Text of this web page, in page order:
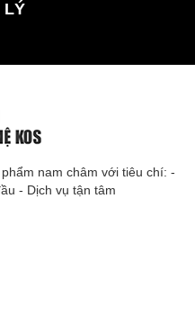
LÝ
nam châm với tiêu chí: -
- Dịch vụ tận tâm